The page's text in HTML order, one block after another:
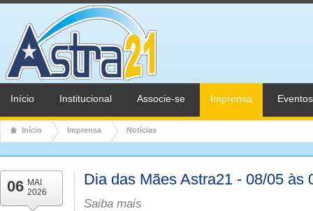
Início Institucional Associe-se Imprensa Eventos
Início Imprensa Notícias
06 MAI
2026
Dia das Mães Astra21 - 08/05 às
Saiba mais